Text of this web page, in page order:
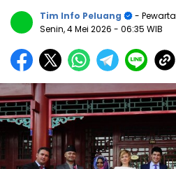
Tim Info Peluang
- Pewarta
Senin, 4 Mei 2026 - 06:35 WIB